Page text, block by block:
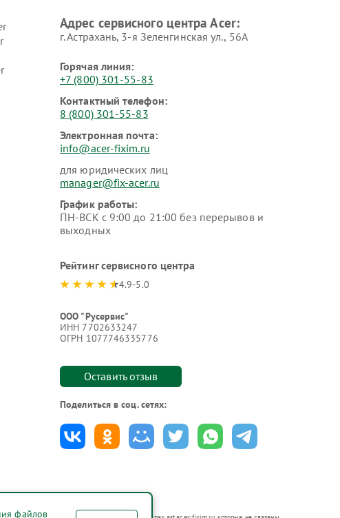
Адрес сервисного центра Acer:
г. Астрахань, 3-я Зеленгинская ул., 56А
Горячая линия:
+7 (800) 301-55-83
Контактный телефон:
8 (800) 301-55-83
Электронная почта:
info@acer-fixim.ru
для юридических лиц
manager@fix-acer.ru
График работы:
ПН-ВСК с 9:00 до 21:00 без перерывов и
выходных
Рейтинг сервисного центра
4.9-5.0
ООО "Русервис"
ИНН 7702633247
ОГРН 1077746335776
Оставить отзыв
Поделиться в соц. сетях:
файлов